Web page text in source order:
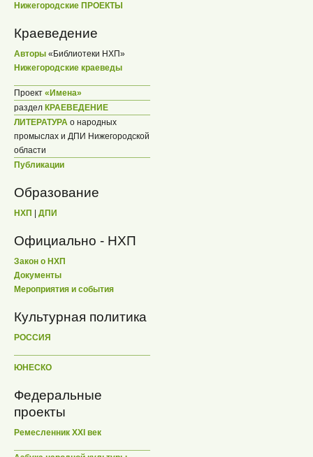
Нижегородские ПРОЕКТЫ
Краеведение
Авторы «Библиотеки НХП»
Нижегородские краеведы
Проект «Имена»
раздел КРАЕВЕДЕНИЕ
ЛИТЕРАТУРА о народных
промыслах и ДПИ Нижегородской
области
Публикации
Образование
НХП ДПИ
Официально - НХП
Закон о НХП
Документы
Мероприятия и события
Культурная политика
РОССИЯ
ЮНЕСКО
Федеральные
проекты
Ремесленник XXI век